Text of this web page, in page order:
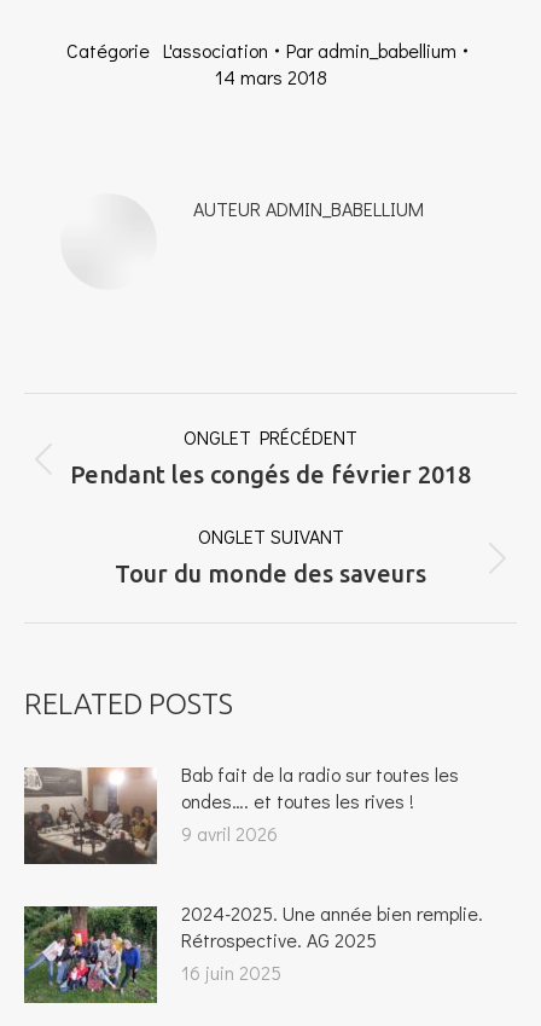
Catégorie L'association Paradmin_babellium
14 mars 2018
AUTEUR ADMIN_BABELLIUM
DE
COMMENTAIRE
ONGLET PRÉCÉDENT
Onglet
Pendant les congés de février 2018
ONGLET SUIVANT
Onglet
Tour du monde des saveurs
RELATED POSTS
Bab fait de la radio sur toutes les
ondes…. et toutes les rives !
9 avril 2026
2024-2025. Une année bien remplie.
Rétrospective. AG 2025
16 juin 2025